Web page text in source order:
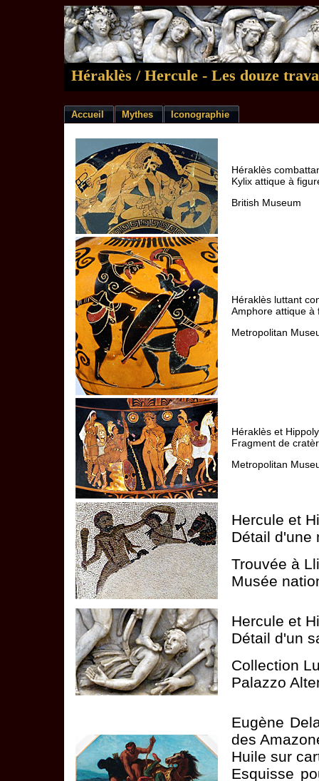
Héraklès / Hercule - Les douze
Accueil Mythes Iconographie
Héraklès
Kylix attique à
British Museum
Héraklès luttant
Amphore attique à
Metropolitan
Héraklès et
Fragment de
Metropolitan
Hercule et
Détail d'une
Trouvée à
Musée
Hercule et
Détail d'un
Collection
Palazzo
Eugène
des
Huile sur
Esquisse